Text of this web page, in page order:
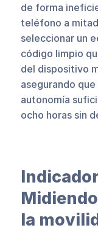
de forma
teléfono a
seleccionar un
código limpio
del dispositivo
asegurando
autonomía
ocho horas sin
la